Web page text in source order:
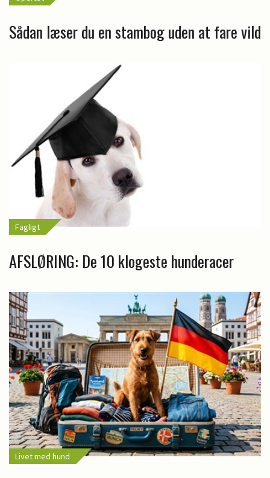
Sådan læser du en stambog uden at fare vild
Fagligt
AFSLØRING: De 10 klogeste hunderacer
Livet med hund